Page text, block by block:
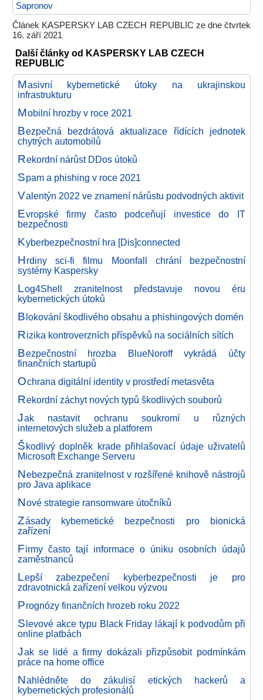
Sapronov
Článek KASPERSKY LAB CZECH REPUBLIC ze dne čtvrtek
16. září 2021
Další články od KASPERSKY LAB CZECH
REPUBLIC
Masivní kybernetické útoky na ukrajinskou
infrastrukturu
Mobilní hrozby v roce 2021
Bezpečná bezdrátová aktualizace řídících jednotek
chytrých automobilů
Rekordní nárůst DDos útoků
Spam a phishing v roce 2021
Valentýn 2022 ve znamení nárůstu podvodných aktivit
Evropské firmy často podceňují investice do IT
bezpečnosti
Kyberbezpečnostní hra [Dis]connected
Hrdiny sci-fi filmu Moonfall chrání bezpečnostní
systémy Kaspersky
Log4Shell zranitelnost představuje novou éru
kybernetických útoků
Blokování škodlivého obsahu a phishingových domén
Rizika kontroverzních příspěvků na sociálních sítích
Bezpečnostní hrozba BlueNoroff vykrádá účty
finančních startupů
Ochrana digitální identity v prostředí metasvěta
Rekordní záchyt nových typů škodlivých souborů
Jak nastavit ochranu soukromí u různých
internetových služeb a platforem
Škodlivý doplněk krade přihlašovací údaje uživatelů
Microsoft Exchange Serveru
Nebezpečná zranitelnost v rozšířené knihově nástrojů
pro Java aplikace
Nové strategie ransomware útočníků
Zásady kybernetické bezpečnosti pro bionická
zařízení
Firmy často tají informace o úniku osobních údajů
zaměstnanců
Lepší zabezpečení kyberbezpečnosti je pro
zdravotnická zařízení velkou výzvou
Prognózy finančních hrozeb roku 2022
Slevové akce typu Black Friday lákají k podvodům při
online platbách
Jak se lidé a firmy dokázali přizpůsobit podmínkám
práce na home office
Nahlédněte do zákulisí etických hackerů a
kybernetických profesionálů